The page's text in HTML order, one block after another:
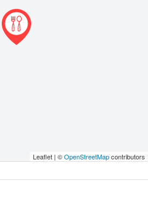
Leaflet | ©OpenStreetMapcontributors